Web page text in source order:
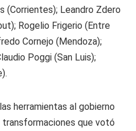
(Corrientes); Leandro Zdero
Rogelio Frigerio (Entre
Cornejo (Mendoza);
Poggi (San Luis);
herramientas al gobierno
transformaciones que votó